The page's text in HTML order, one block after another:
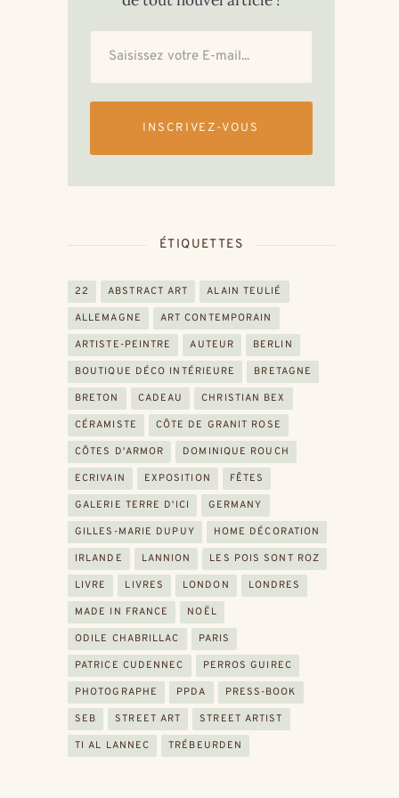
INSCRIVEZ-VOUS
ÉTIQUETTES
22 ABSTRACT ART ALAIN TEULIÉ
ALLEMAGNE ART CONTEMPORAIN
ARTISTE-PEINTRE AUTEUR BERLIN
BOUTIQUE DÉCO INTÉRIEURE BRETAGNE
BRETON CADEAU CHRISTIAN BEX
CÉRAMISTE CÔTE DE GRANIT ROSE
CÔTES D'ARMOR DOMINIQUE ROUCH
ECRIVAIN EXPOSITION FÊTES
GALERIE TERRE D'ICI GERMANY
GILLES-MARIE DUPUY HOME DÉCORATION
IRLANDE LANNION LES POIS SONT ROZ
LIVRE LIVRES LONDON LONDRES
MADE IN FRANCE NOËL
ODILE CHABRILLAC PARIS
PATRICE CUDENNEC PERROS GUIREC
PHOTOGRAPHE PPDA PRESS-BOOK
SEB STREET ART STREET ARTIST
TI AL LANNEC TRÉBEURDEN